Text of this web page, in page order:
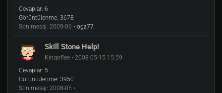
Cevaplar: 6
Görüntülenme: 3678
Son mesaj: 2009-06 • ogz77
Skill Stone Help!
Kinqoflee • 2008-05-15 15:59
Cevaplar: 5
Görüntülenme: 3950
Son mesaj: 2008-05 •